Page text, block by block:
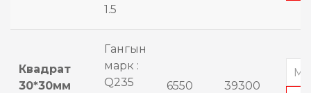
1.5
Квадрат
30*30мм
Гангын
марк :
Q235
6550 39300